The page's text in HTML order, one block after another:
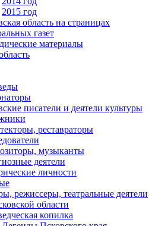
2015 год
область на страницах
газет
материалы
писатели и деятели культуры
реставраторы
музыканты
деятели
личности
режиссеры, театральные деятели
области
копилка